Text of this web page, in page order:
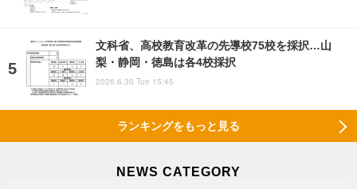
文科省、高校教育改革の先導校75校を採択…山
梨・静岡・徳島は各4校採択
2026.6.30 Tue 15:45
ランキングをもっと見る
NEWS CATEGORY